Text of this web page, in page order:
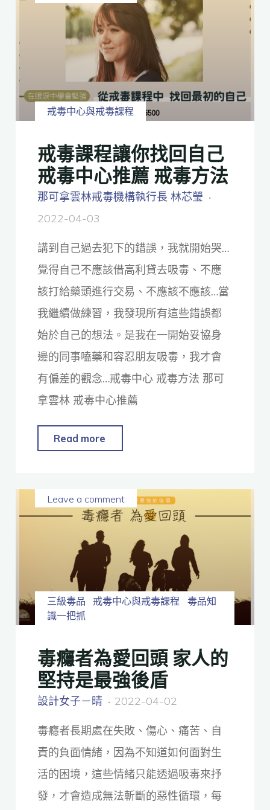
戒毒中心與戒毒課程
戒毒課程讓你找回自己
戒毒中心推薦 戒毒方法
那可拿雲林戒毒機構執行長 林芯瑩
2022-04-03
講到自己過去犯下的錯誤，我就開始哭…
覺得自己不應該借高利貸去吸毒、不應
該打給藥頭進行交易、不應該不應該…當
我繼續做練習，我發現所有這些錯誤都
始於自己的想法。是我在一開始妥協身
邊的同事嗑藥和容忍朋友吸毒，我才會
有偏差的觀念…戒毒中心 戒毒方法 那可
拿雲林 戒毒中心推薦
Read more
三級毒品 戒毒中心與戒毒課程
毒品知
識一把抓
Leave a comment
毒癮者為愛回頭 家人的
堅持是最強後盾
設計女子－晴 2022-04-02
毒癮者長期處在失敗、傷心、痛苦、自
責的負面情緒，因為不知道如何面對生
活的困境，這些情緒只能透過吸毒來抒
發，才會造成無法斬斷的惡性循環，每